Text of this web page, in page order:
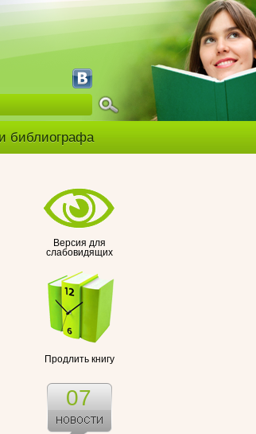
библиографа
Версия для
слабовидящих
Продлить книгу
07